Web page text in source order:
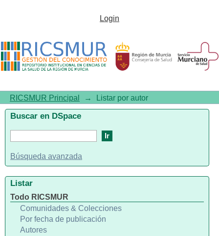
Listar por autorLogin
RICSMUR Principal → Listar por autor
Buscar en DSpace
Búsqueda avanzada
Listar
Todo RICSMUR
Comunidades & Colecciones
Por fecha de publicación
Autores